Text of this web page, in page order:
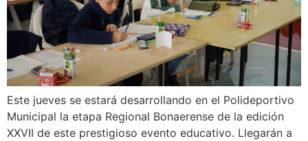
Este jueves se estará desarrollando en el Polideportivo
Municipal la etapa Regional Bonaerense de la edición
XXVII de este prestigioso evento educativo. Llegarán a